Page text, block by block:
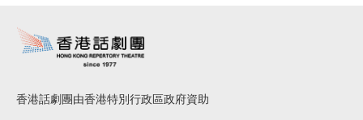
香港話劇團由香港特別行政區政府資助